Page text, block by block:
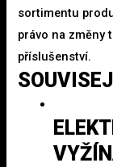
sortimentu
právo na změny
příslušenství.